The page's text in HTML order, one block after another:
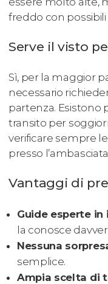
freddo con possibili
Serve il visto
Sì, per la maggior
necessario
partenza. Esistono
transito per
verificare sempre
presso
Vantaggi di
Guide esperte in
la conosce
Nessuna
semplice.
Ampia scelta di